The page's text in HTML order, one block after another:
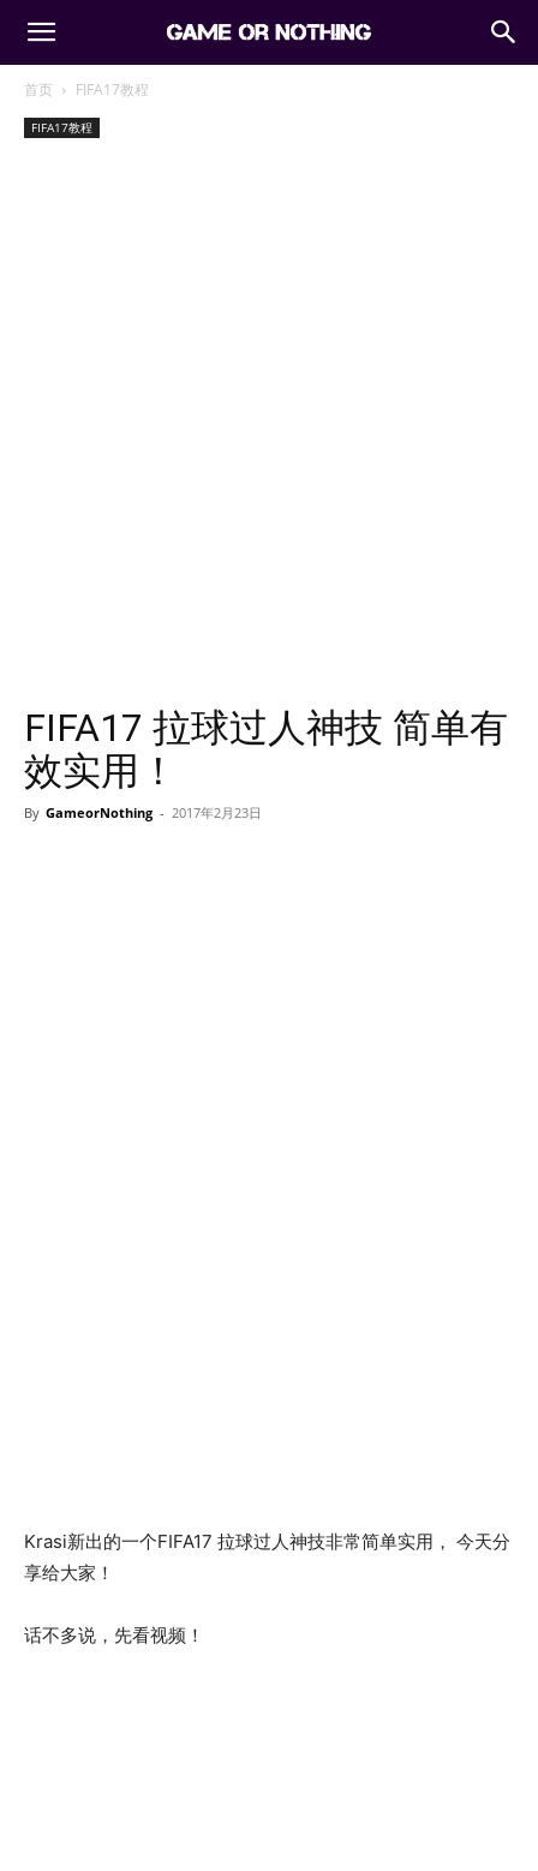
首页 FIFA17教程
FIFA17教程
FIFA17 拉球过人神技 简单有
效实用！
By GameorNothing - 2017年2月23日
Krasi新出的一个FIFA17 拉球过人神技非常简单实用， 今天分
享给大家！
话不多说，先看视频！